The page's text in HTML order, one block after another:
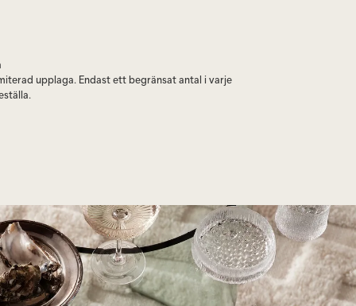
upplaga. Endast ett begränsat antal i varje